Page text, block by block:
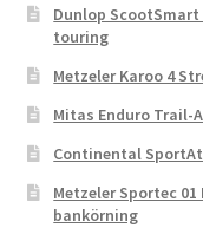
Dunlop
touring
Metzeler Karoo 4
Mitas Enduro Trail-
Continental
Metzeler Sportec
bankörning